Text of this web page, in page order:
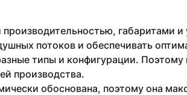
габаритами
потоков и обеспечивать
типы и конфигурации.
производства.
обоснована, поэтому она